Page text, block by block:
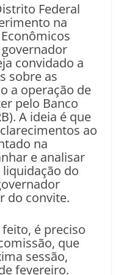
Federal
na
convidado a
sobre as
a operação de
pelo Banco
A ideia é que
ao
na
e analisar
do
do convite.
é preciso
que
sessão,
fevereiro.